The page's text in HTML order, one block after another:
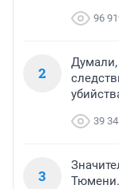
96
2
Думали,
39
3
Тюмени.